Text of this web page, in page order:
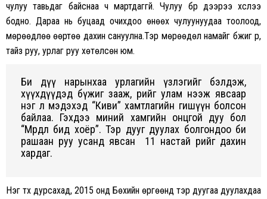
чулуу тавьдаг байснаа ч мартдаггүй. Чулуу бүр дээрээ хүслээ
бодно. Дараа нь буцаад очихдоо өнөөх чулуунуудаа тоолоод,
мөрөөдлөө өөртөө дахин сануулна.Тэр мөрөөдөл намайг бүжиг рүү,
тайз руу, урлаг руу хөтөлсөн юм.
Би дүү нарынхаа урлагийн үзлэгийг бэлдэж,
хүүхдүүдэд бүжиг зааж, өөрийгөө улам нээж явсаар
нэг л мэдэхэд “Киви” хамтлагийн гишүүн болсон
байлаа. Гэхдээ миний хамгийн онцгой дуу бол
“Мөрөөдөл бид хоёр”. Тэр дууг дуулах болгондоо би
рашаан руу усанд явсан 11 настай өөрийгөө дахин
хардаг.
Нэг түүх дурсахад, 2015 онд Бөхийн өргөөнд тэр дуугаа дуулахдаа